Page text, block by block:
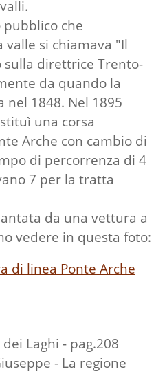
che
si chiamava "Il
sulla direttrice Trento-
da quando la
1848. Nel 1895
una corsa
Arche con cambio di
di percorrenza di 4
7 per la tratta
da una vettura a
vedere in questa foto:
di linea Ponte Arche
Laghi - pag.208
- La regione